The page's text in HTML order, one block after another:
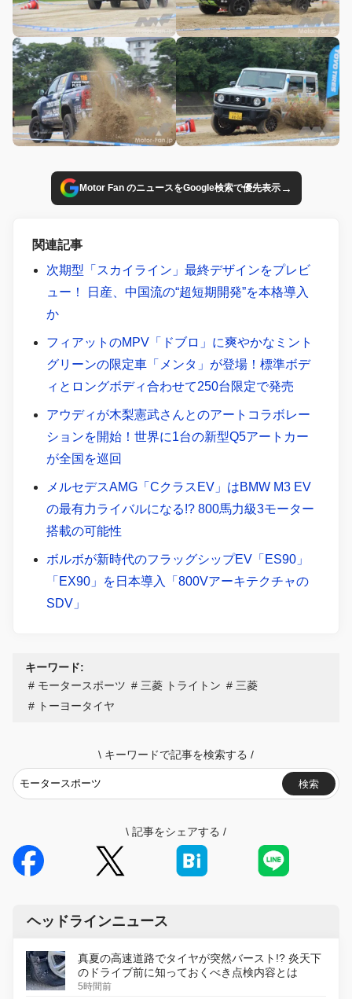
Motor Fan のニュースをGoogle検索で優先表示→
関連記事
次期型「スカイライン」最終デザインをプレビ
ュー！ 日産、中国流の“超短期開発”を本格導入
か
フィアットのMPV「ドブロ」に爽やかなミント
グリーンの限定車「メンタ」が登場！標準ボデ
ィとロングボディ合わせて250台限定で発売
アウディが木梨憲武さんとのアートコラボレー
ションを開始！世界に1台の新型Q5アートカー
が全国を巡回
メルセデスAMG「CクラスEV」はBMW M3 EV
の最有力ライバルになる!? 800馬力級3モーター
搭載の可能性
ボルボが新時代のフラッグシップEV「ES90」
「EX90」を日本導入「800Vアーキテクチャの
SDV」
キーワード:
モータースポーツ
三菱 トライトン
三菱
トーヨータイヤ
\ キーワードで記事を検索する /
検索
\ 記事をシェアする /
ヘッドラインニュース
真夏の高速道路でタイヤが突然バースト!? 炎天下
のドライブ前に知っておくべき点検内容とは
5時間前